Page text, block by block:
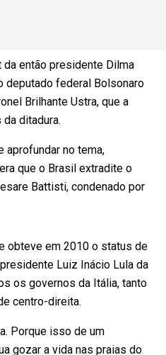
então presidente Dilma
deputado federal Bolsonaro
Brilhante Ustra, que a
ditadura.
aprofundar no tema,
que o Brasil extradite o
Battisti, condenado por
obteve em 2010 o status de
Luiz Inácio Lula da
os governos da Itália, tanto
centro-direita.
Porque isso de um
gozar a vida nas praias do